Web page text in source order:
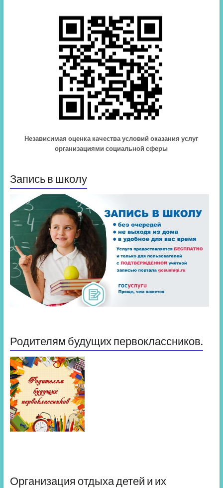
Независимая оценка качества условий оказания услуг
организациями социальной сферы
Запись в школу
Родителям будущих первоклассников.
Организация отдыха детей и их